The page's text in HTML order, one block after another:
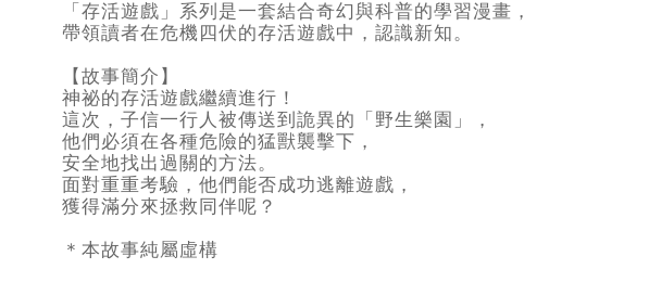
「存活遊戲」系列是一套結合奇幻與科普的學習漫畫，
帶領讀者在危機四伏的存活遊戲中，認識新知。
【故事簡介】
神祕的存活遊戲繼續進行！
這次，子信一行人被傳送到詭異的「野生樂園」，
他們必須在各種危險的猛獸襲擊下，
安全地找出過關的方法。
面對重重考驗，他們能否成功逃離遊戲，
獲得滿分來拯救同伴呢？
＊本故事純屬虛構